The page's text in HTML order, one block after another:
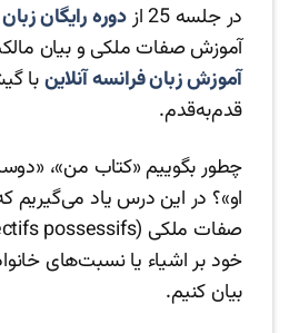
در جلسه 25 از دوره رایگان
آموزش صفات ملکی و بیان
آموزش زبان فرانسه آنلاینبا
قدم‌به‌قدم.
چطور بگوییم «کتاب من»،
او»؟ در این درس یاد می‌گیریم
خود بر اشیاء یا نسبت‌های
بیان کنیم.